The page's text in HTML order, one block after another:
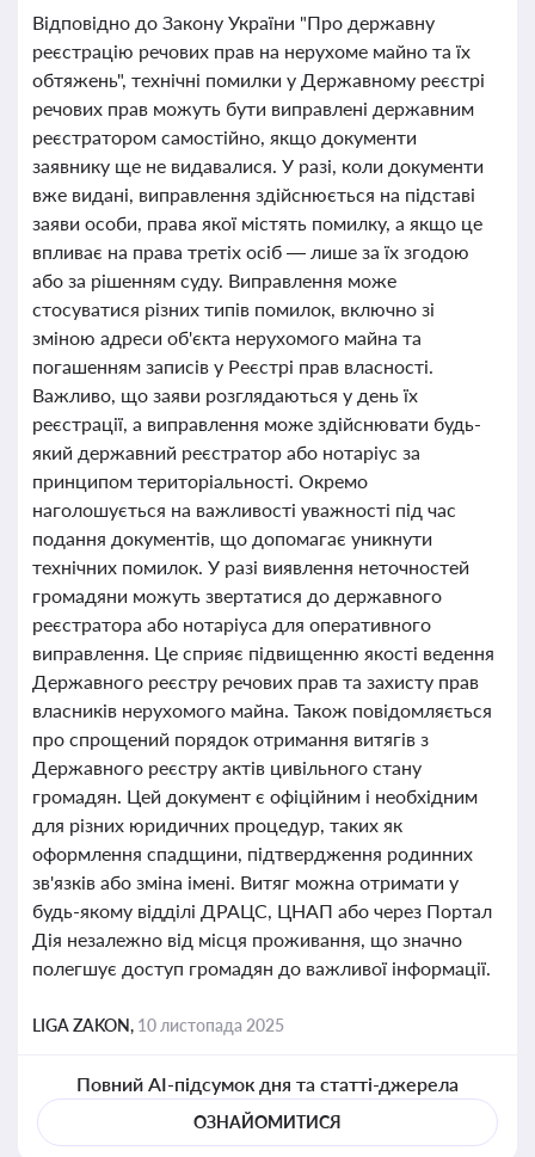
Відповідно до Закону України "Про державну
реєстрацію речових прав на нерухоме майно та їх
обтяжень", технічні помилки у Державному реєстрі
речових прав можуть бути виправлені державним
реєстратором самостійно, якщо документи
заявнику ще не видавалися. У разі, коли документи
вже видані, виправлення здійснюється на підставі
заяви особи, права якої містять помилку, а якщо це
впливає на права третіх осіб — лише за їх згодою
або за рішенням суду. Виправлення може
стосуватися різних типів помилок, включно зі
зміною адреси об'єкта нерухомого майна та
погашенням записів у Реєстрі прав власності.
Важливо, що заяви розглядаються у день їх
реєстрації, а виправлення може здійснювати будь-
який державний реєстратор або нотаріус за
принципом територіальності. Окремо
наголошується на важливості уважності під час
подання документів, що допомагає уникнути
технічних помилок. У разі виявлення неточностей
громадяни можуть звертатися до державного
реєстратора або нотаріуса для оперативного
виправлення. Це сприяє підвищенню якості ведення
Державного реєстру речових прав та захисту прав
власників нерухомого майна. Також повідомляється
про спрощений порядок отримання витягів з
Державного реєстру актів цивільного стану
громадян. Цей документ є офіційним і необхідним
для різних юридичних процедур, таких як
оформлення спадщини, підтвердження родинних
зв'язків або зміна імені. Витяг можна отримати у
будь-якому відділі ДРАЦС, ЦНАП або через Портал
Дія незалежно від місця проживання, що значно
полегшує доступ громадян до важливої інформації.
LIGA ZAKON, 10 листопада 2025
Повний AI-підсумок дня та статті-джерела
ОЗНАЙОМИТИСЯ